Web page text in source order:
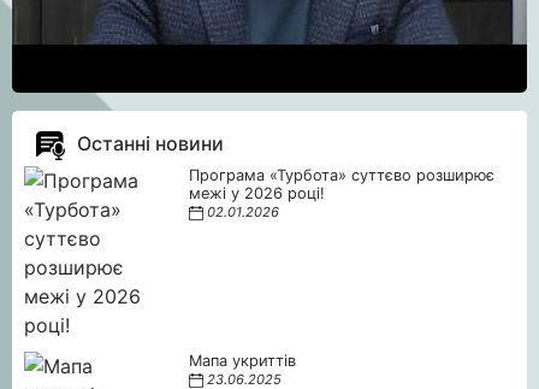
Останні новини
Програма «Турбота» суттєво розширює
межі у 2026 році!
02.01.2026
Мапа укриттів
23.06.2025